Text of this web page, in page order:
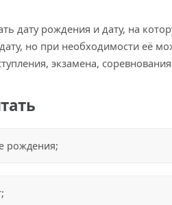
дату рождения и дату, на
но при необходимости её
экзамена,
рождения;